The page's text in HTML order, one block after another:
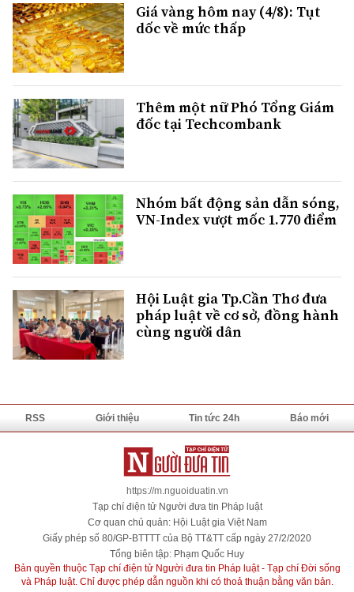
Giá vàng hôm nay (4/8): Tụt
dốc về mức thấp
Thêm một nữ Phó Tổng Giám
đốc tại Techcombank
Nhóm bất động sản dẫn sóng,
VN-Index vượt mốc 1.770 điểm
Hội Luật gia Tp.Cần Thơ đưa
pháp luật về cơ sở, đồng hành
cùng người dân
RSS Giới thiệu Tin tức 24h Báo mới
https://m.nguoiduatin.vn
Tạp chí điện tử Người đưa tin Pháp luật
Cơ quan chủ quản: Hội Luật gia Việt Nam
Giấy phép số 80/GP-BTTTT của Bộ TT&TT cấp ngày 27/2/2020
Tổng biên tập: Phạm Quốc Huy
Bản quyền thuộc Tạp chí điện tử Người đưa tin Pháp luật - Tạp chí Đời sống
và Pháp luật. Chỉ được phép dẫn nguồn khi có thoả thuận bằng văn bản.